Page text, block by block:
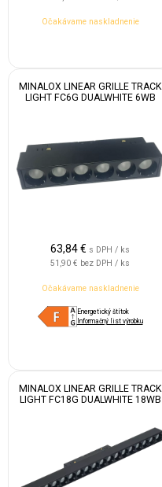
Očakávame naskladnenie
MINALOX LINEAR GRILLE TRACK
LIGHT FC6G DUALWHITE 6WB
63,84€ s DPH / ks
51,90 € bez DPH / ks
Očakávame naskladnenie
Energetický štítok
Informačný list výrobku
MINALOX LINEAR GRILLE TRACK
LIGHT FC18G DUALWHITE 18WB